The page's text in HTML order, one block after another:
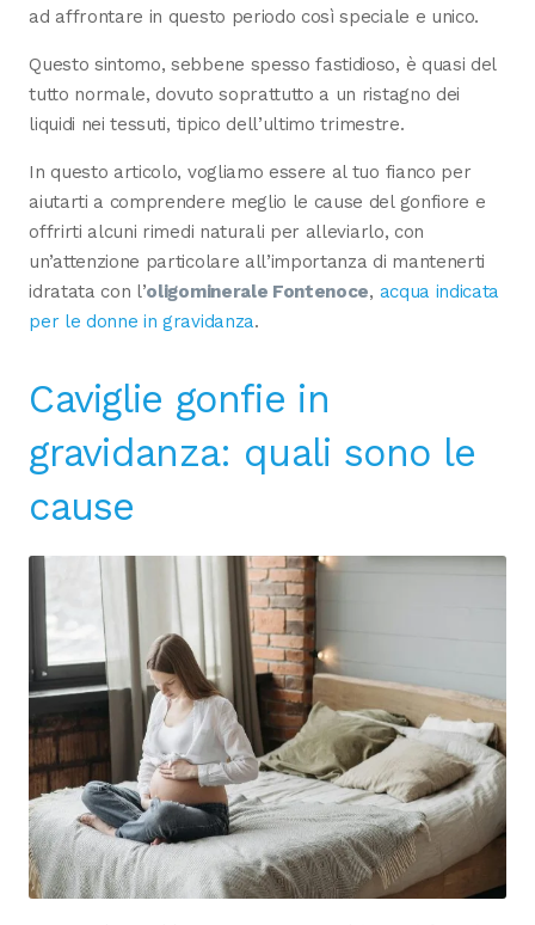
ad affrontare in questo periodo così speciale e unico.
Questo sintomo, sebbene spesso fastidioso, è quasi del
tutto normale, dovuto soprattutto a un ristagno dei
liquidi nei tessuti, tipico dell’ultimo trimestre.
In questo articolo, vogliamo essere al tuo fianco per
aiutarti a comprendere meglio le cause del gonfiore e
offrirti alcuni rimedi naturali per alleviarlo, con
un’attenzione particolare all’importanza di mantenerti
idratata con l’oligominerale Fontenoce, acqua indicata
per le donne in gravidanza.
Caviglie gonfie in
gravidanza: quali sono le
cause